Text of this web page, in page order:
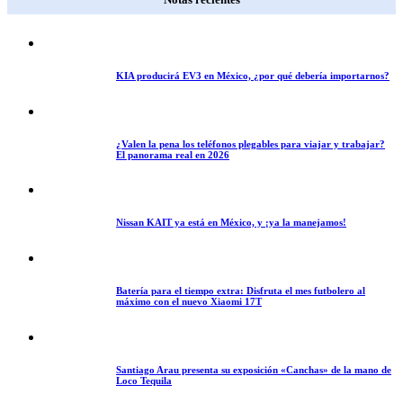
KIA producirá EV3 en México, ¿por qué debería importarnos?
¿Valen la pena los teléfonos plegables para viajar y trabajar?
El panorama real en 2026
Nissan KAIT ya está en México, y ¡ya la manejamos!
Batería para el tiempo extra: Disfruta el mes futbolero al
máximo con el nuevo Xiaomi 17T
Santiago Arau presenta su exposición «Canchas» de la mano de
Loco Tequila